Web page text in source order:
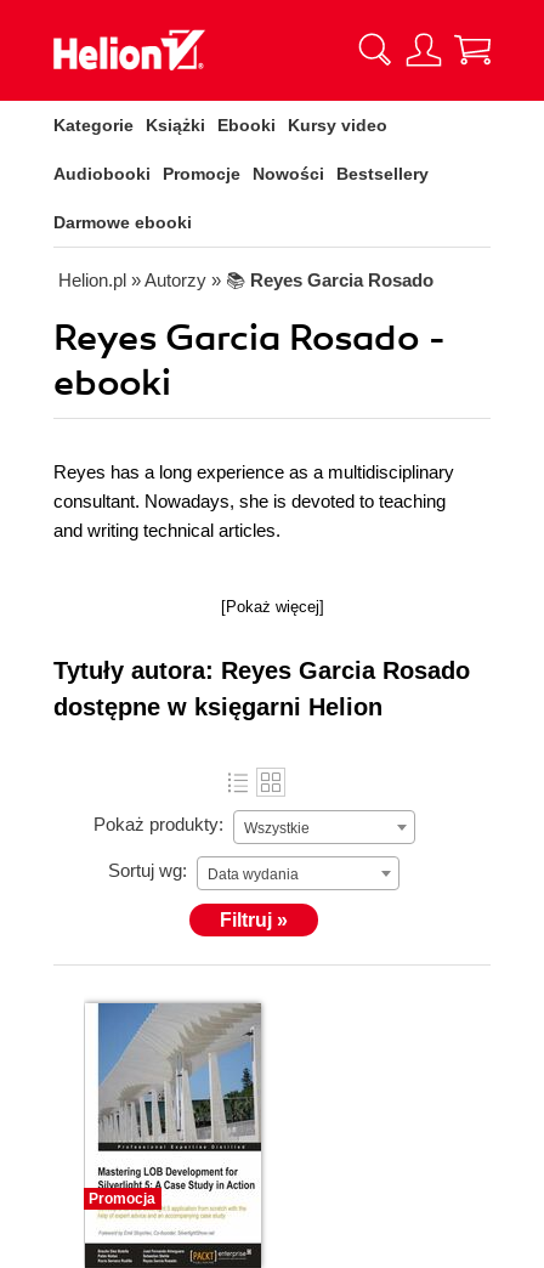
Kategorie Książki Ebooki Kursy video
Audiobooki Promocje Nowości Bestsellery
Darmowe ebooki
Helion.pl » Autorzy » 📚 Reyes Garcia Rosado
Reyes Garcia Rosado -
ebooki
Reyes has a long experience as a multidisciplinary
consultant. Nowadays, she is devoted to teaching
and writing technical articles.
[Pokaż więcej]
Tytuły autora: Reyes Garcia Rosado
dostępne w księgarni Helion
Pokaż produkty: Wszystkie
Sortuj wg: Data wydania
Filtruj »
Promocja